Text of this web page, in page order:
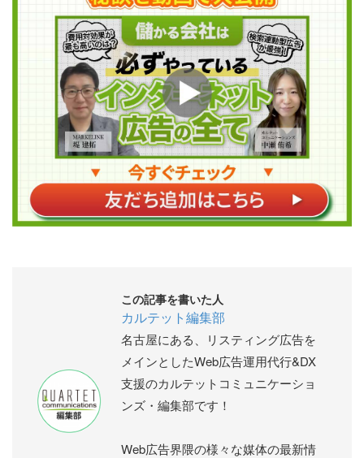
この記事を書いた人
カルテット編集部
名古屋にある、リスティング広告を
メインとしたWeb広告運用代行&DX
支援のカルテットコミュニケーショ
ンズ・編集部です！
Web広告界隈の様々な媒体の最新情